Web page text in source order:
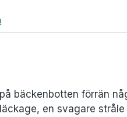
bäckenbotten förrän
en svagare